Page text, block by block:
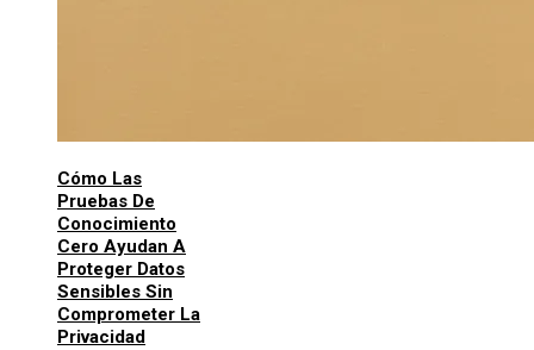
Cómo Las
Pruebas De
Conocimiento
Cero Ayudan A
Proteger Datos
Sensibles Sin
Comprometer La
Privacidad